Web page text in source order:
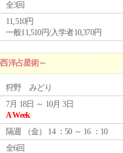
全3回
11,510円
一般11,510円/入学者10,370円
洋占星術～
狩野 みどり
7月 18日 ～ 10月 3日
A Week
隔週 （金） 14 ：50 ～ 16 ：10
全6回